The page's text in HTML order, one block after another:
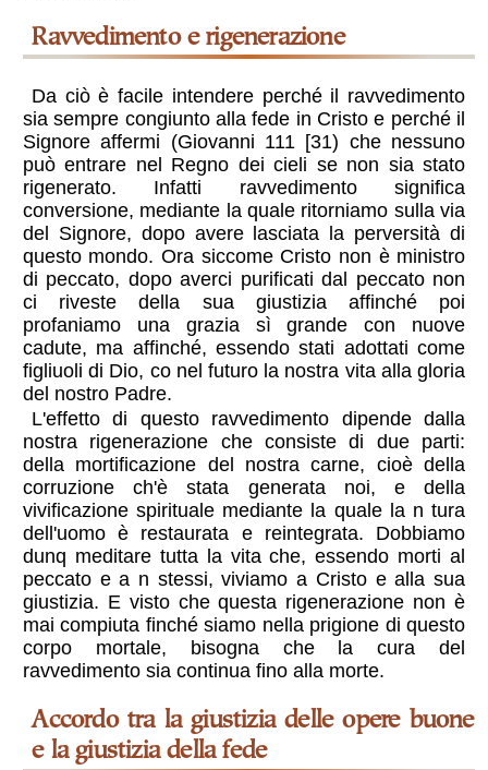
Ravvedimento e rigenerazione
Da ciò è facile intendere perché il ravvedimento
sia sempre congiunto alla fede in Cristo e perché il
Signore affermi (Giovanni 111 [31) che nessuno
può entrare nel Regno dei cieli se non sia stato
rigenerato. Infatti ravvedimento significa
conversione, mediante la quale ritorniamo sulla via
del Signore, dopo avere lasciata la perversità di
questo mondo. Ora siccome Cristo non è ministro
di peccato, dopo averci purificati dal peccato non
ci riveste della sua giustizia affinché poi
profaniamo una grazia sì grande con nuove
cadute, ma affinché, essendo stati adottati come
figliuoli di Dio, co nel futuro la nostra vita alla gloria
del nostro Padre.
L'effetto di questo ravvedimento dipende dalla
nostra rigenerazione che consiste di due parti:
della mortificazione del nostra carne, cioè della
corruzione ch'è stata generata noi, e della
vivificazione spirituale mediante la quale la n tura
dell'uomo è restaurata e reintegrata. Dobbiamo
dunq meditare tutta la vita che, essendo morti al
peccato e a n stessi, viviamo a Cristo e alla sua
giustizia. E visto che questa rigenerazione non è
mai compiuta finché siamo nella prigione di questo
corpo mortale, bisogna che la cura del
ravvedimento sia continua fino alla morte.
Accordo tra la giustizia delle opere buone
e la giustizia della fede